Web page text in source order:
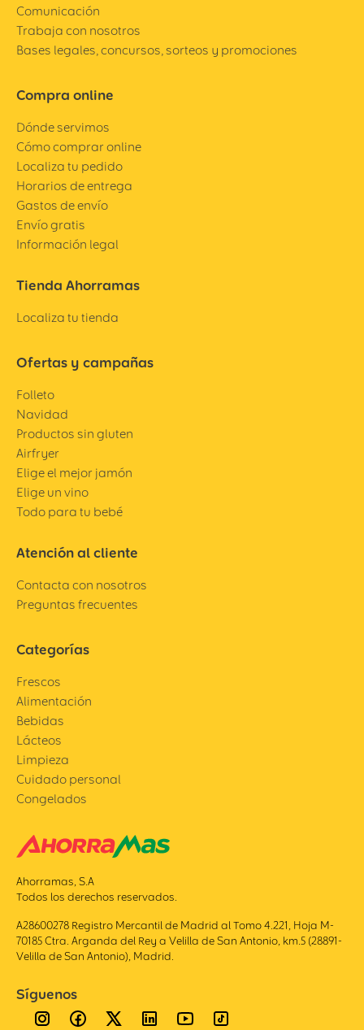
Comunicación
Trabaja con nosotros
Bases legales, concursos, sorteos y promociones
Compra online
Dónde servimos
Cómo comprar online
Localiza tu pedido
Horarios de entrega
Gastos de envío
Envío gratis
Información legal
Tienda Ahorramas
Localiza tu tienda
Ofertas y campañas
Folleto
Navidad
Productos sin gluten
Airfryer
Elige el mejor jamón
Elige un vino
Todo para tu bebé
Atención al cliente
Contacta con nosotros
Preguntas frecuentes
Categorías
Frescos
Alimentación
Bebidas
Lácteos
Limpieza
Cuidado personal
Congelados
Ahorramas, S.A
Todos los derechos reservados.
A28600278 Registro Mercantil de Madrid al Tomo 4.221, Hoja M-
70185 Ctra. Arganda del Rey a Velilla de San Antonio, km.5 (28891-
Velilla de San Antonio), Madrid.
Síguenos